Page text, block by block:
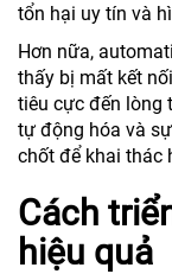
tổn hại uy tín và
Hơn nữa,
thấy bị mất kết
tiêu cực đến lòng
tự động hóa và
chốt để khai thác
Cách
hiệu quả